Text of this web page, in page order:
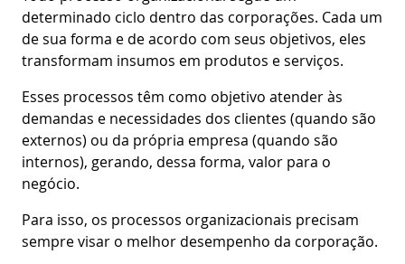
determinado ciclo dentro das corporações. Cada um
de sua forma e de acordo com seus objetivos, eles
transformam insumos em produtos e serviços.
Esses processos têm como objetivo atender às
demandas e necessidades dos clientes (quando são
externos) ou da própria empresa (quando são
internos), gerando, dessa forma, valor para o
negócio.
Para isso, os processos organizacionais precisam
sempre visar o melhor desempenho da corporação.